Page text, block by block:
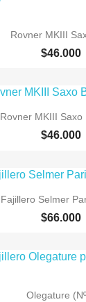
Rovner MKIII
$46.000
Rovner MKIII Saxo
$46.000
Fajillero Selmer
$66.000
Olegature